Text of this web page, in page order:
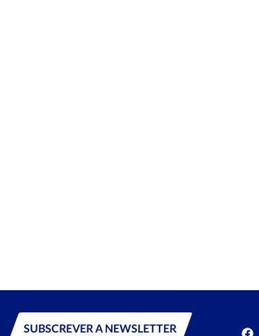
SUBSCREVER A NEWSLETTER